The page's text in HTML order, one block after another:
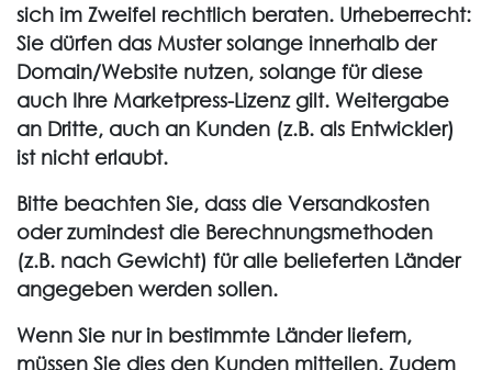
sich im Zweifel rechtlich beraten. Urheberrecht:
Sie dürfen das Muster solange innerhalb der
Domain/Website nutzen, solange für diese
auch Ihre Marketpress-Lizenz gilt. Weitergabe
an Dritte, auch an Kunden (z.B. als Entwickler)
ist nicht erlaubt.
Bitte beachten Sie, dass die Versandkosten
oder zumindest die Berechnungsmethoden
(z.B. nach Gewicht) für alle belieferten Länder
angegeben werden sollen.
Wenn Sie nur in bestimmte Länder liefern,
müssen Sie dies den Kunden mitteilen. Zudem